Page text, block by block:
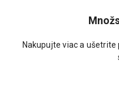
Nakupujte viac a